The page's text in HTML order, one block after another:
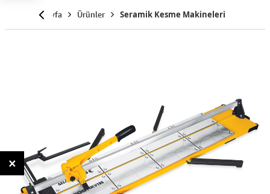
Anasayfa Ürünler Seramik Kesme Makineleri
×